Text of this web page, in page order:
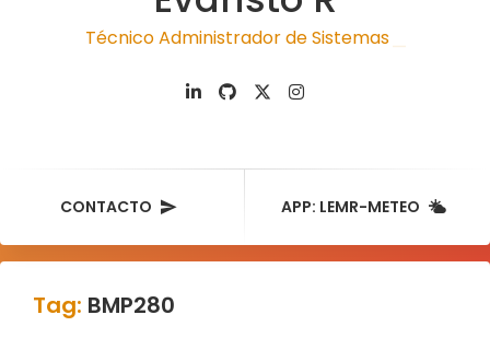
Técnico Administrador de Sistemas |
CONTACTO APP: LEMR-METEO
Tag: BMP280